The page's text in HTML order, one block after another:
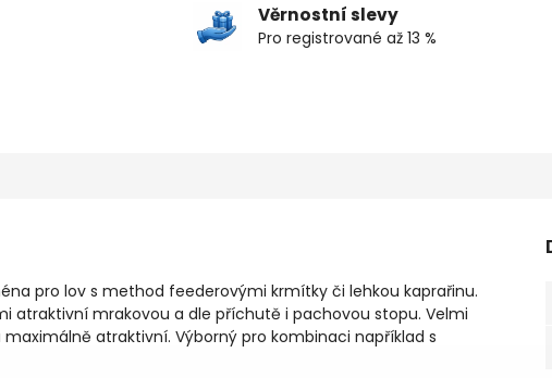
Věrnostní slevy
Pro registrované až 13 %
pro lov s method feederovými krmítky či lehkou kaprařinu.
atraktivní mrakovou a dle příchutě i pachovou stopu. Velmi
atraktivní. Výborný pro kombinaci například s